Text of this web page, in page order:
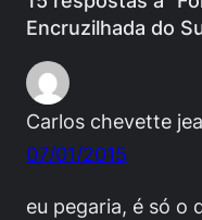
Encruzilhada do
Carlos chevette
07/01/2015
eu pegaria, é só o